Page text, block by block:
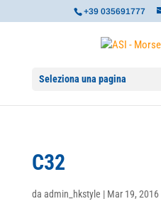
+39 035691777
Seleziona una pagina
C32
da admin_hkstyle | Mar 19, 2016